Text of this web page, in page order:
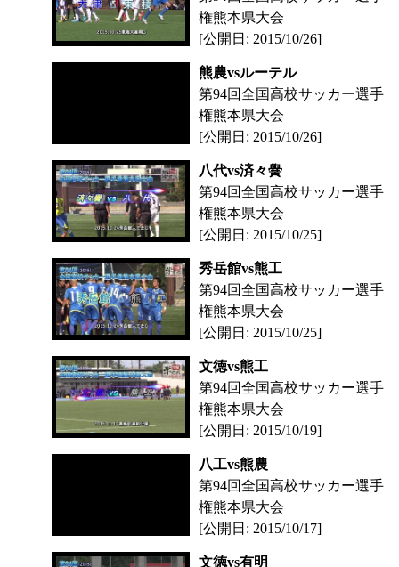
権熊本県大会
[公開日: 2015/10/26]
熊農vsルーテル
第94回全国高校サッカー選手
権熊本県大会
[公開日: 2015/10/26]
八代vs済々黌
第94回全国高校サッカー選手
権熊本県大会
[公開日: 2015/10/25]
秀岳館vs熊工
第94回全国高校サッカー選手
権熊本県大会
[公開日: 2015/10/25]
文徳vs熊工
第94回全国高校サッカー選手
権熊本県大会
[公開日: 2015/10/19]
八工vs熊農
第94回全国高校サッカー選手
権熊本県大会
[公開日: 2015/10/17]
文徳vs有明